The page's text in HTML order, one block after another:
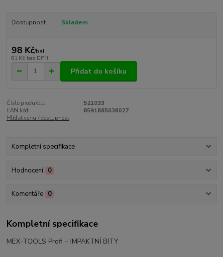
Dostupnost Skladem
98 Kč/bal
81 Kč bez DPH
Přidat do košíku
Číslo produktu:
521033
EAN kód:
8591865036027
Hlídat cenu / dostupnost
Kompletní specifikace
Hodnocení 0
Komentáře 0
Kompletní specifikace
MEX-TOOLS Profi – IMPAKTNÍ BITY